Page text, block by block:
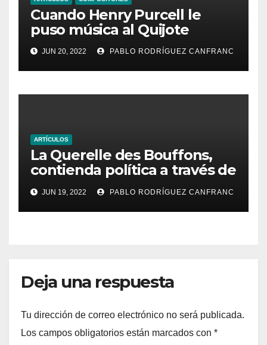
Cuando Henry Purcell le
puso música al Quijote
JUN 20, 2022 PABLO RODRÍGUEZ CANFRANC
ARTÍCULOS
La Querelle des Bouffons,
contienda política a través de
la ópera
JUN 19, 2022 PABLO RODRÍGUEZ CANFRANC
Deja una respuesta
Tu dirección de correo electrónico no será publicada.
Los campos obligatorios están marcados con *